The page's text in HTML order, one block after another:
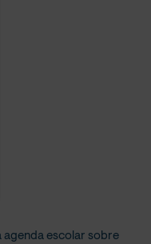
agenda escolar sobre